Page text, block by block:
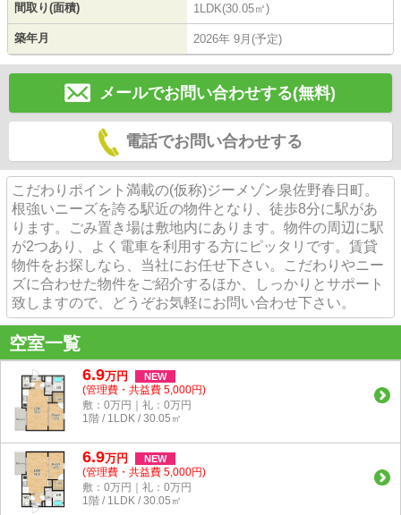
間取り(面積) 1LDK(30.05㎡)
築年月 2026年 9月(予定)
メールでお問い合わせする(無料)
電話でお問い合わせする
こだわりポイント満載の(仮称)ジーメゾン泉佐野春日町。
根強いニーズを誇る駅近の物件となり、徒歩8分に駅があ
ります。ごみ置き場は敷地内にあります。物件の周辺に駅
が2つあり、よく電車を利用する方にピッタリです。賃貸
物件をお探しなら、当社にお任せ下さい。こだわりやニー
ズに合わせた物件をご紹介するほか、しっかりとサポート
致しますので、どうぞお気軽にお問い合わせ下さい。
空室一覧
6.9万円 NEW
(管理費・共益費 5,000円)
敷：0万円｜礼：0万円
1階 / 1LDK / 30.05㎡
6.9万円 NEW
(管理費・共益費 5,000円)
敷：0万円｜礼：0万円
1階 / 1LDK / 30.05㎡